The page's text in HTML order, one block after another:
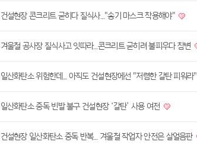
건설현장 콘크리트 굳히다 질식사…"송기 마스크 착용해야"
겨울철 공사장 질식사고 잇따라…콘크리트 굳히려 불피우다 참변
일산화탄소 위험한데... 아직도 건설현장에선 "저렴한 갈탄 피워라"
일산화탄소 중독 빈발 불구 건설현장 ‘갈탄’ 사용 여전
건설현장 일산화탄소 중독 반복… 겨울철 작업자 안전은 살얼음판